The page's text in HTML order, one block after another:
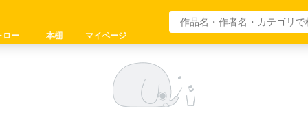
ロー 本棚 マイページ